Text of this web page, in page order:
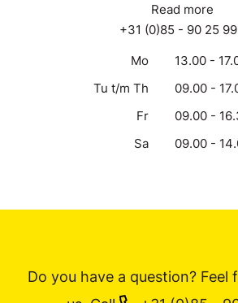
Read more
+31 (0)85 - 90 25
Mo
13.00 -
Tu t/m Th
09.00 -
Fr
09.00 -
Sa
09.00 -
Do you have a question?